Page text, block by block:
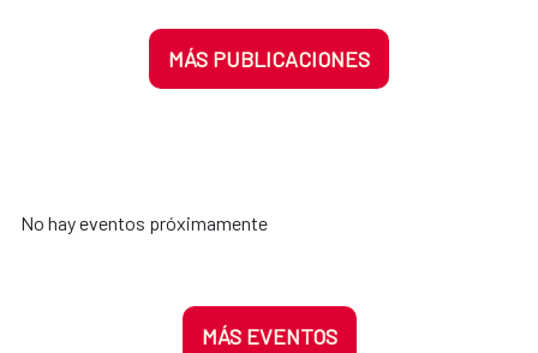
MÁS PUBLICACIONES
No hay eventos próximamente
MÁS EVENTOS